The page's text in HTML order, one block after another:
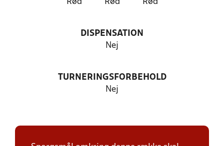
Rød Rød Rød
DISPENSATION
Nej
TURNERINGSFORBEHOLD
Nej